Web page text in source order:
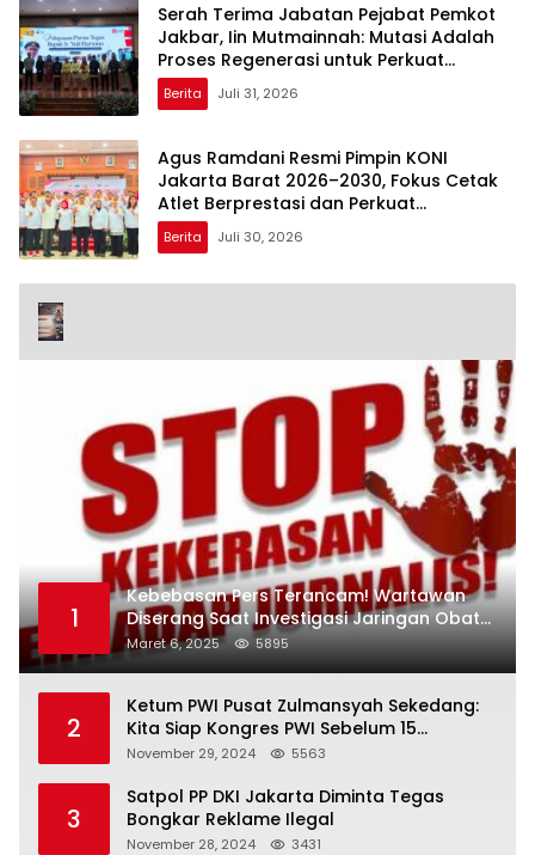
Serah Terima Jabatan Pejabat Pemkot
Jakbar, Iin Mutmainnah: Mutasi Adalah
Proses Regenerasi untuk Perkuat
Pelayanan Publik
Berita Juli 31, 2026
Agus Ramdani Resmi Pimpin KONI
Jakarta Barat 2026–2030, Fokus Cetak
Atlet Berprestasi dan Perkuat
Pembinaan
Berita Juli 30, 2026
1
Kebebasan Pers Terancam! Wartawan
Diserang Saat Investigasi Jaringan Obat
Terlarang
Maret 6, 2025 5895
2
Ketum PWI Pusat Zulmansyah Sekedang:
Kita Siap Kongres PWI Sebelum 15
Desember 2024
November 29, 2024 5563
3
Satpol PP DKI Jakarta Diminta Tegas
Bongkar Reklame Ilegal
November 28, 2024 3431